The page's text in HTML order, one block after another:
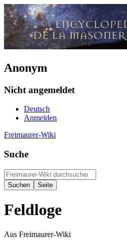
Anonym
Nicht angemeldet
Deutsch
Anmelden
Freimaurer-Wiki
Suche
Feldloge
Aus Freimaurer-Wiki